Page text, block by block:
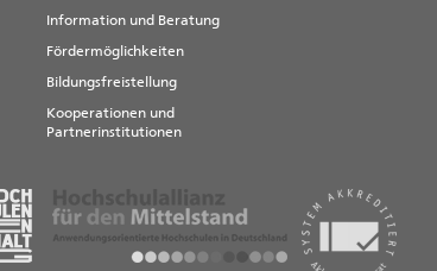
Information und Beratung
Fördermöglichkeiten
Bildungsfreistellung
Kooperationen und
Partnerinstitutionen